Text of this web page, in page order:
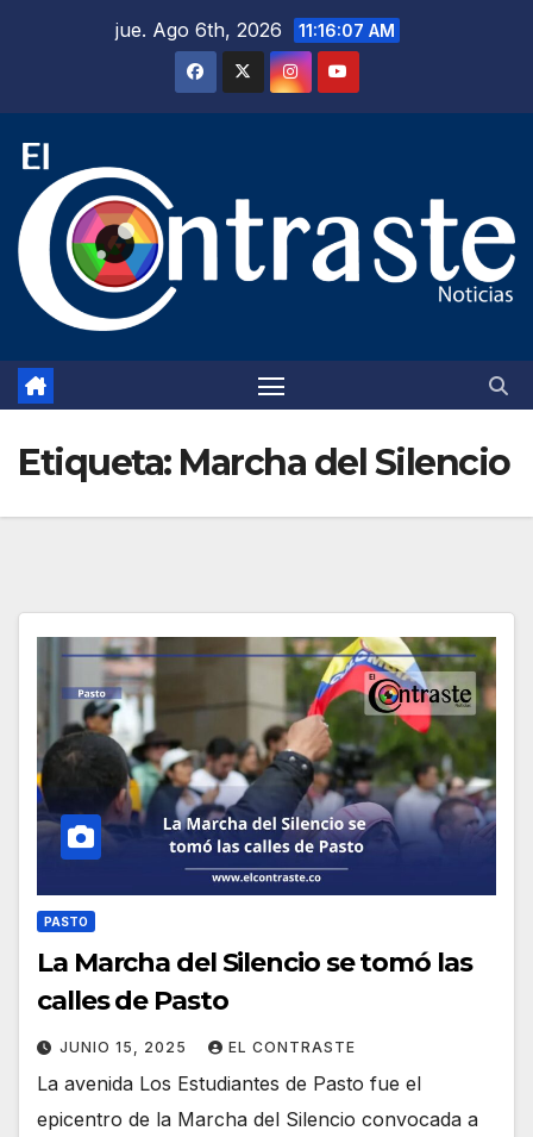
jue. Ago 6th, 2026 11:16:08 AM
Etiqueta: Marcha del Silencio
PASTO
La Marcha del Silencio se tomó las
calles de Pasto
JUNIO 15, 2025 EL CONTRASTE
La avenida Los Estudiantes de Pasto fue el
epicentro de la Marcha del Silencio convocada a